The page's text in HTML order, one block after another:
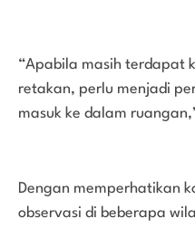
“Apabila masih terdapat
retakan, perlu menjadi
masuk ke dalam
Dengan memperhatikan
observasi di beberapa